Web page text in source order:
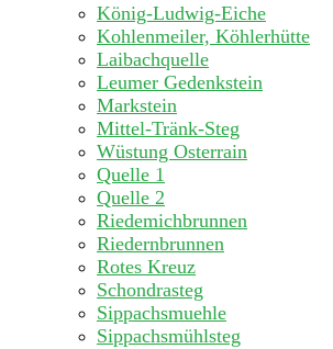
König-Ludwig-Eiche
Kohlenmeiler, Köhlerhütte
Laibachquelle
Leumer Gedenkstein
Markstein
Mittel-Tränk-Steg
Wüstung Osterrain
Quelle 1
Quelle 2
Riedemichbrunnen
Riedernbrunnen
Rotes Kreuz
Schondrasteg
Sippachsmuehle
Sippachsmühlsteg